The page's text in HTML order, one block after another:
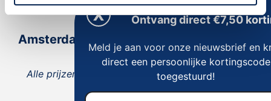
Amsterdam
Alle prijzen zijn inclusief 21% BTW, tenzij anders
vermeld.
Ontvang direct €7,50
Meld je aan voor onze nieuwsbrief en
direct een persoonlijke kortingscode
toegestuurd!